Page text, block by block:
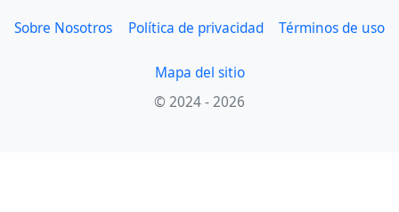
Sobre Nosotros Política de privacidad Términos de uso
Mapa del sitio
© 2024 - 2026